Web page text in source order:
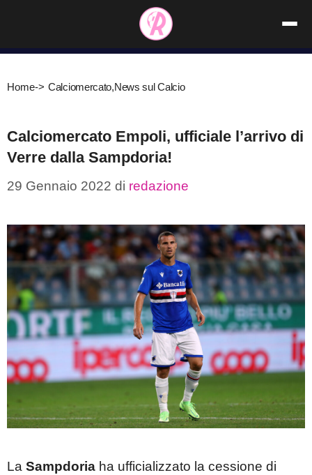
contenuto
Home-> Calciomercato,News sul Calcio
Calciomercato Empoli, ufficiale l’arrivo di
Verre dalla Sampdoria!
29 Gennaio 2022 di redazione
La Sampdoria ha ufficializzato la cessione di